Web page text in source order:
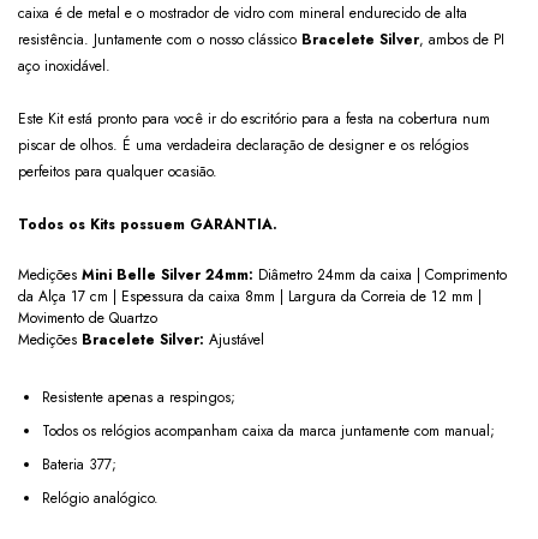
caixa é de metal e o mostrador de vidro com mineral endurecido de alta
resistência. Juntamente com o nosso clássico Bracelete Silver, ambos de PI
aço inoxidável.
Este Kit está pronto para você ir do escritório para a festa na cobertura num
piscar de olhos. É uma verdadeira declaração de designer e os relógios
perfeitos para qualquer ocasião.
Todos os Kits possuem GARANTIA.
Medições Mini Belle Silver 24mm: Diâmetro 24mm da caixa | Comprimento
da Alça 17 cm | Espessura da caixa 8mm | Largura da Correia de 12 mm |
Movimento de Quartzo
Medições Bracelete Silver: Ajustável
Resistente apenas a respingos;
Todos os relógios acompanham caixa da marca juntamente com manual;
Bateria 377;
Relógio analógico.